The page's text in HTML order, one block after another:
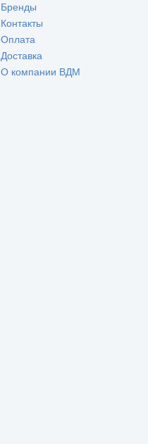
Бренды
Контакты
Оплата
Доставка
О компании ВДМ